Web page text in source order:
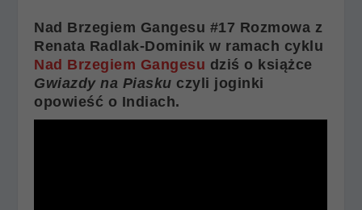
Nad Brzegiem Gangesu #17 Rozmowa z
Renata Radlak-Dominik w ramach cyklu
Nad Brzegiem Gangesu dziś o książce
Gwiazdy na Piasku czyli joginki
opowieść o Indiach.